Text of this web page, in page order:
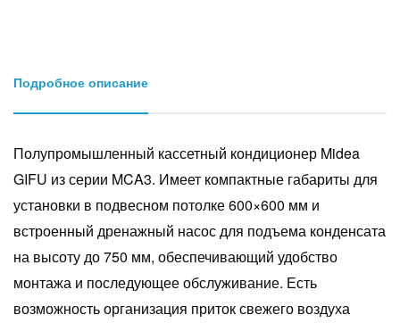
Подробное описание
Полупромышленный кассетный кондиционер Midea
GIFU из серии MCA3. Имеет компактные габариты для
установки в подвесном потолке 600×600 мм и
встроенный дренажный насос для подъема конденсата
на высоту до 750 мм, обеспечивающий удобство
монтажа и последующее обслуживание. Есть
возможность организация приток свежего воздуха